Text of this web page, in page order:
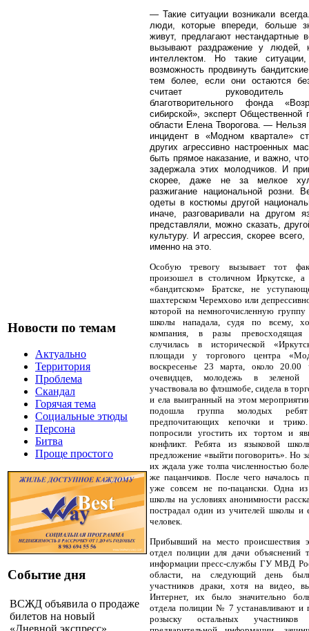
Новости по темам
Актуально
Территория
Проблема
Скандал
Горячая тема
Социальные этюды
Персона
Битва
Проще простого
Событие дня
ВСЖД объявила о продаже
билетов на новый
«Дневной экспресс»
— Такие ситуации возникали
люди, которые впереди, больше
живут, предлагают нестандартные
вызывают раздражение у людей,
интеллектом. Но такие
возможность продвинуть
тем более, если они остаются
считает руководитель
благотворительного фонда
сибирской», эксперт Общественной
области Елена Творогова. — Нельзя
инцидент в «Модном квартале»
других агрессивно настроенных
быть прямое наказание, и важно,
задержала этих молодчиков. И
скорее, даже не за мелкое
разжигание национальной розни.
одеты в костюмы другой
иначе, разговаривали на другом
представляли, можно сказать,
культуру. И агрессия, скорее
именно на это.
Особую тревогу вызывает тот
произошел в столичном Иркутске,
«бандитском» Братске, не
шахтерском Черемхово или
которой на немногочисленную группу
школы нападала, судя по всему,
компания, в разы превосходящая
случилась в исторической
площади у торгового центра
воскресенье 23 марта, около 20.00
очевидцев, молодежь в зеленой
участвовала во флэшмобе, сидела в
и ела выигранный на этом
подошла группа молодых
предпочитающих кепочки и
попросили угостить их тортом и
конфликт. Ребята из языковой
предложение «выйти поговорить». Но
их ждала уже толпа численностью
же пацанчиков. После чего началось
уже совсем не по-пацански. Одна
школы на условиях анонимности
пострадал один из учителей школы
человек.
Прибывший на место происшествия
отдел полиции для дачи объяснений
информации пресс-службы ГУ МВД
области, на следующий день
участников драки, хотя на видео,
Интернет, их было значительно
отдела полиции № 7 устанавливают
розыску остальных